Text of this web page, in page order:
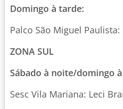
Domingo à tarde:
Palco São Miguel Paulista:
ZONA SUL
Sábado à noite/domingo
Sesc Vila Mariana: Leci